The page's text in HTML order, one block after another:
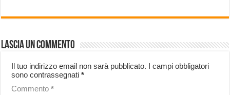
Lascia un commento
Il tuo indirizzo email non sarà pubblicato. I campi obbligatori
sono contrassegnati*
Commento*